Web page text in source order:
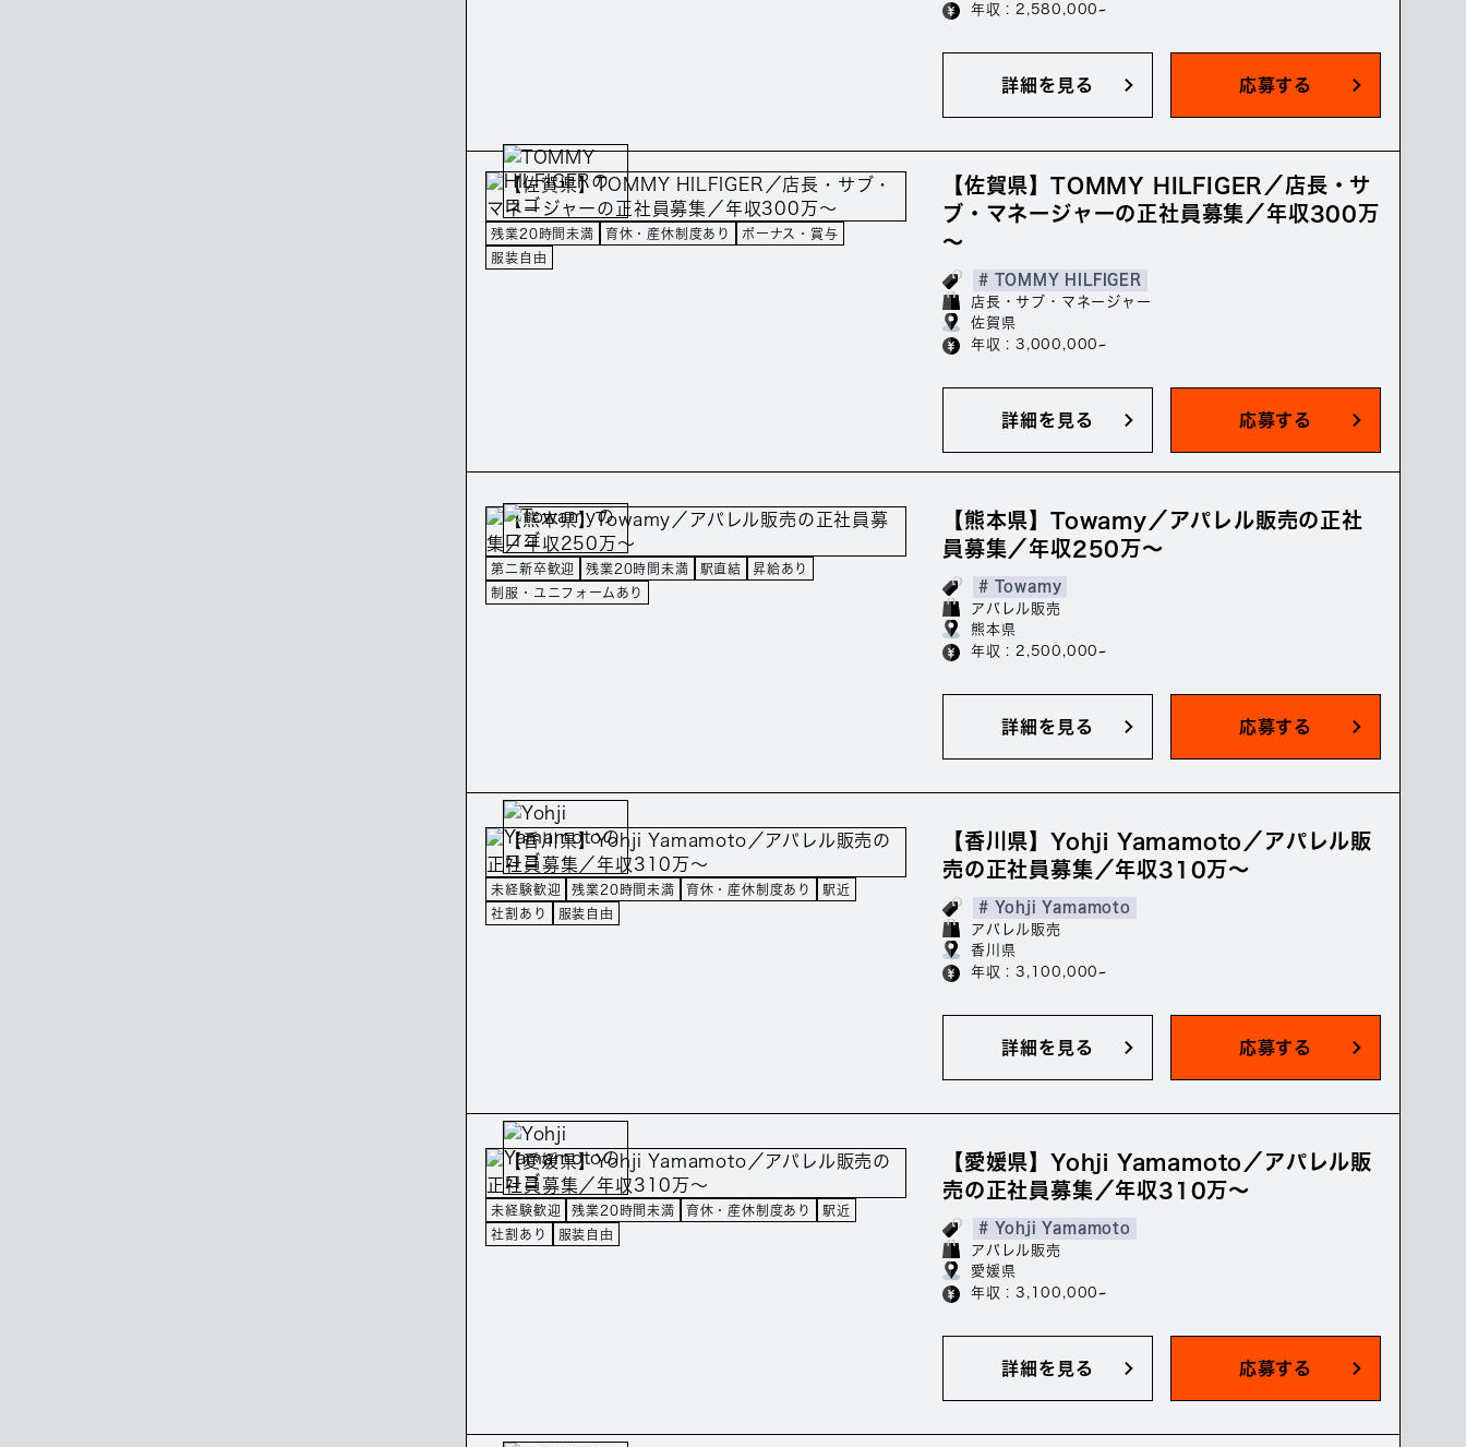
年収 : 2,580,000~
詳細を見る 応募する
残業20時間未満 育休・産休制度あり
ボーナス・賞与
服装自由
【佐賀県】TOMMY HILFIGER／店長・サ
ブ・マネージャーの正社員募集／年収300万
～
# TOMMY HILFIGER
店長・サブ・マネージャー
佐賀県
年収 : 3,000,000~
詳細を見る 応募する
第二新卒歓迎 残業20時間未満 駅直結
昇給あり
制服・ユニフォームあり
【熊本県】Towamy／アパレル販売の正社
員募集／年収250万～
# Towamy
アパレル販売
熊本県
年収 : 2,500,000~
詳細を見る 応募する
未経験歓迎 残業20時間未満 育休・産休制度あり
駅近
社割あり
服装自由
【香川県】Yohji Yamamoto／アパレル販
売の正社員募集／年収310万～
# Yohji Yamamoto
アパレル販売
香川県
年収 : 3,100,000~
詳細を見る 応募する
未経験歓迎 残業20時間未満 育休・産休制度あり
駅近
社割あり
服装自由
【愛媛県】Yohji Yamamoto／アパレル販
売の正社員募集／年収310万～
# Yohji Yamamoto
アパレル販売
愛媛県
年収 : 3,100,000~
詳細を見る 応募する